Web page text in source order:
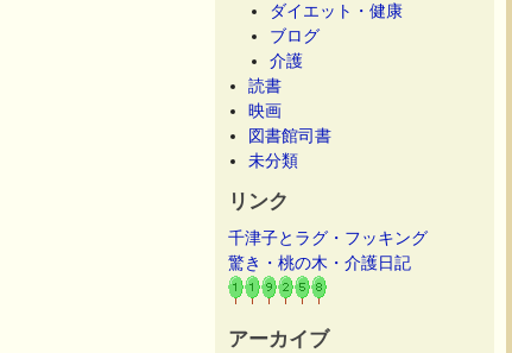
ダイエット・健康
ブログ
介護
読書
映画
図書館司書
未分類
リンク
千津子とラグ・フッキング
驚き・桃の木・介護日記
アーカイブ